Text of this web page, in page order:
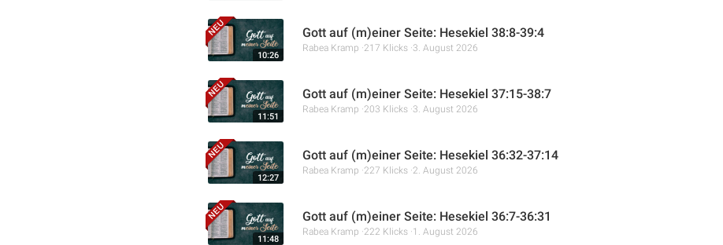
10:26
Gott auf (m)einer Seite: Hesekiel 38:8-39:4
Rabea Kramp 217 Klicks 3. August 2026
11:51
Gott auf (m)einer Seite: Hesekiel 37:15-38:7
Rabea Kramp 203 Klicks 3. August 2026
12:27
Gott auf (m)einer Seite: Hesekiel 36:32-37:14
Rabea Kramp 227 Klicks 2. August 2026
11:48
Gott auf (m)einer Seite: Hesekiel 36:7-36:31
Rabea Kramp 222 Klicks 1. August 2026